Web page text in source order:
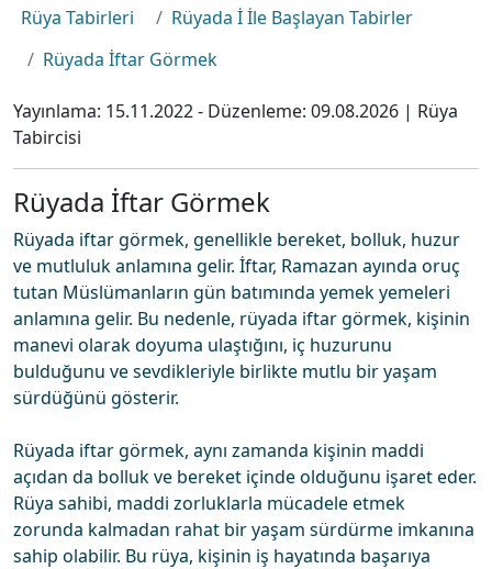
Rüya Tabirleri
Rüyada İ İle Başlayan Tabirler
Rüyada İftar Görmek
Yayınlama: 15.11.2022- Düzenleme: 09.08.2026 | Rüya
Tabircisi
Rüyada İftar Görmek
Rüyada iftar görmek, genellikle bereket, bolluk, huzur
ve mutluluk anlamına gelir. İftar, Ramazan ayında oruç
tutan Müslümanların gün batımında yemek yemeleri
anlamına gelir. Bu nedenle, rüyada iftar görmek, kişinin
manevi olarak doyuma ulaştığını, iç huzurunu
bulduğunu ve sevdikleriyle birlikte mutlu bir yaşam
sürdüğünü gösterir.
Rüyada iftar görmek, aynı zamanda kişinin maddi
açıdan da bolluk ve bereket içinde olduğunu işaret eder.
Rüya sahibi, maddi zorluklarla mücadele etmek
zorunda kalmadan rahat bir yaşam sürdürme imkanına
sahip olabilir. Bu rüya, kişinin iş hayatında başarıya